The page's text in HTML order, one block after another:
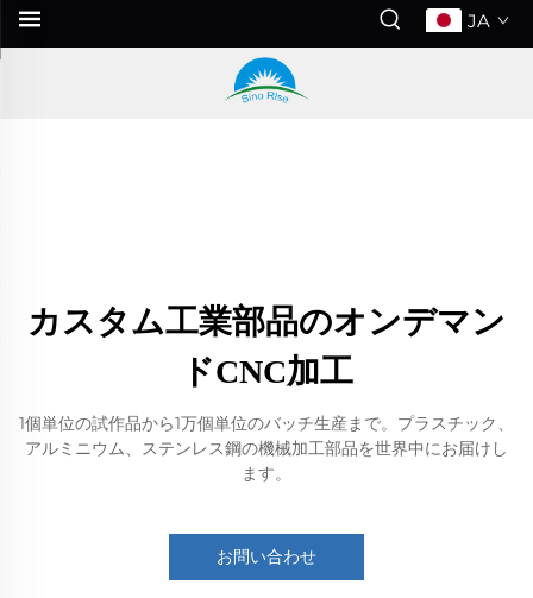
JA
カスタム工業部品のオンデマン
ドCNC加工
1個単位の試作品から1万個単位のバッチ生産まで。プラスチック、
アルミニウム、ステンレス鋼の機械加工部品を世界中にお届けし
ます。
お問い合わせ